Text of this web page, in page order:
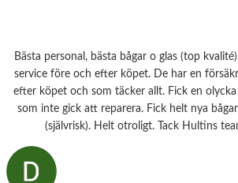
Bästa personal, bästa bågar o glas (top
service före och efter köpet. De har en
efter köpet och som täcker allt. Fick en
som inte gick att reparera. Fick helt nya
(självrisk). Helt otroligt. Tack Hultins